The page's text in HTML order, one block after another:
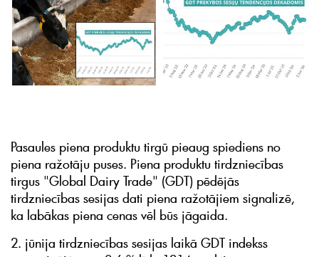
Pasaules piena produktu tirgū pieaug spiediens no
piena ražotāju puses. Piena produktu tirdzniecības
tirgus "Global Dairy Trade" (GDT) pēdējās
tirdzniecības sesijas dati piena ražotājiem signalizē,
ka labākas piena cenas vēl būs jāgaida.
2. jūnija tirdzniecības sesijas laikā GDT indekss